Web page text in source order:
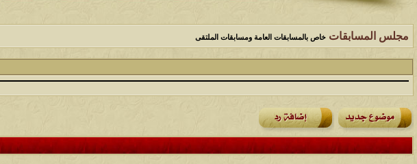
مجلس المسابقات خاص بالمسابقات العامة ومسابقات الملتقى